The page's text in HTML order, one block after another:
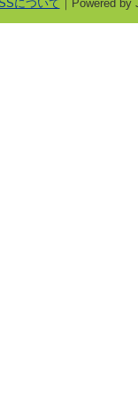
について ｜Powered by